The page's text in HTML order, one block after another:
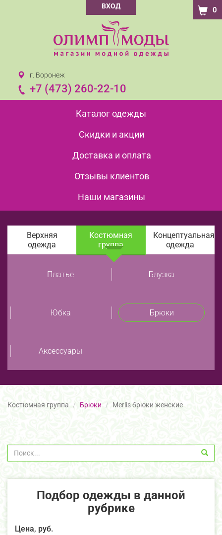
ВХОД 0
г. Воронеж
+7 (473) 260-22-10
Каталог одежды
Скидки и акции
Доставка и оплата
Отзывы клиентов
Наши магазины
Верхняя
одежда
Костюмная
группа
Концептуальная
одежда
Платье Блузка
Юбка Брюки
Аксессуары
Костюмная группа Брюки Merlis брюки женские
Подбор одежды в данной
рубрике
Цена, руб.